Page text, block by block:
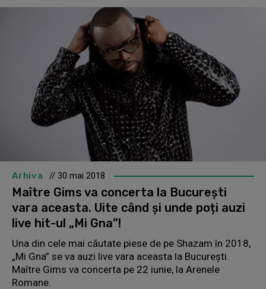
Arhiva // 30 mai 2018
Maître Gims va concerta la Bucureşti
vara aceasta. Uite când și unde poți auzi
live hit-ul „Mi Gna”!
Una din cele mai căutate piese de pe Shazam în 2018,
„Mi Gna” se va auzi live vara aceasta la București.
Maître Gims va concerta pe 22 iunie, la Arenele
Romane.